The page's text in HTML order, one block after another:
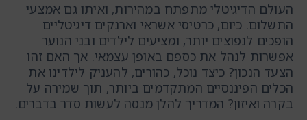
העולם הדיגיטלי מתפתח במהירות, ואיתו גם אמצעי
התשלום. כיום, כרטיסי אשראי וארנקים דיגיטליים
הופכים לנפוצים יותר, ומציעים לילדים ובני הנוער
אפשרות לנהל את כספם באופן עצמאי. אך האם זהו
הצעד הנכון? כיצד נוכל, כהורים, להעניק לילדינו את
הכלים הפיננסיים המתקדמים ביותר, תוך שמירה על
בקרה ואיזון? המדריך להלן מנסה לעשות סדר בדברים.